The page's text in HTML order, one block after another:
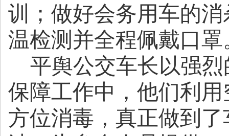
训；做好会务用车的
温检测并全程
平舆公交车长以强
保障工作中，他们利
方位消毒，真正做到